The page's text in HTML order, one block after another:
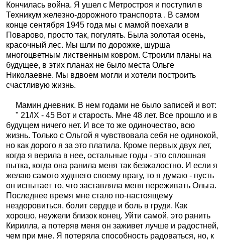
Кончилась война. Я ушел с Метростроя и поступил в
Техникум железно-дорожного транспорта . В самом
конце сентября 1945 года мы с мамой поехали в
Поварово, просто так, погулять. Была золотая осень,
красочный лес. Мы шли по дорожке, шурша
многоцветным лиственным ковром. Строили планы на
будущее, в этих планах не было места Ольге
Николаевне. Мы вдвоем могли и хотели построить
счастливую жизнь.
Мамин дневник. В нем годами не было записей и вот:
" 21/IX - 45 Вот и старость. Мне 48 лет. Все прошло и в
будущем ничего нет. И все то же одиночество, всю
жизнь. Только с Ольгой я чувствовала себя не одинокой,
но как дорого я за это платила. Кроме первых двух лет,
когда я верила в нее, остальные годы - это сплошная
пытка, когда она ранила меня так безжалостно. И если я
желаю самого худшего своему врагу, то я думаю - пусть
он испытает то, что заставляла меня переживать Ольга.
Последнее время мне стало по-настоящему
нездоровиться, болит сердце и боль в груди. Как
хорошо, неужели близок конец. Уйти самой, это ранить
Кирилла, а потеряв меня он заживет лучше и радостней,
чем при мне. Я потеряла способность радоваться, но, к